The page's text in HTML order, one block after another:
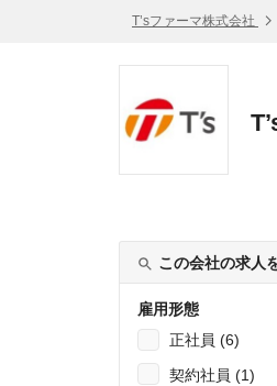
T’sファーマ株式会社
この会社の求人
雇用形態
正社員 (6)
契約社員 (1)